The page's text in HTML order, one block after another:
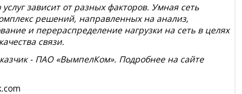
зависит от разных факторов. Умная сеть
решений, направленных на анализ,
и перераспределение нагрузки на сеть в целях
связи.
- ПАО «ВымпелКом». Подробнее на сайте